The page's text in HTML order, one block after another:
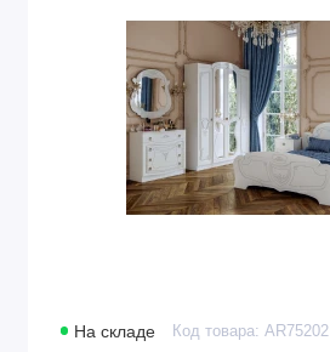
На складе Код товара: AR75202